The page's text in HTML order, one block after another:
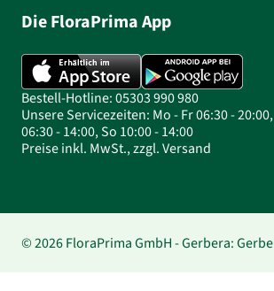
Die FloraPrima App
Bestell-Hotline: 05303 990 980
Unsere Servicezeiten: Mo - Fr 06:30 -
06:30 - 14:00, So 10:00 - 14:00
Preise inkl. MwSt., zzgl. Versand
© 2026 FloraPrima GmbH - Gerbera: